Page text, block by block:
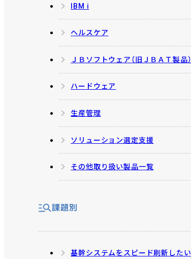
IBM i
ヘルスケア
ＪＢソフトウェア（旧ＪＢＡＴ製品）
ハードウェア
生産管理
ソリューション選定支援
その他取り扱い製品一覧
課題別
基幹システムをスピード刷新したい